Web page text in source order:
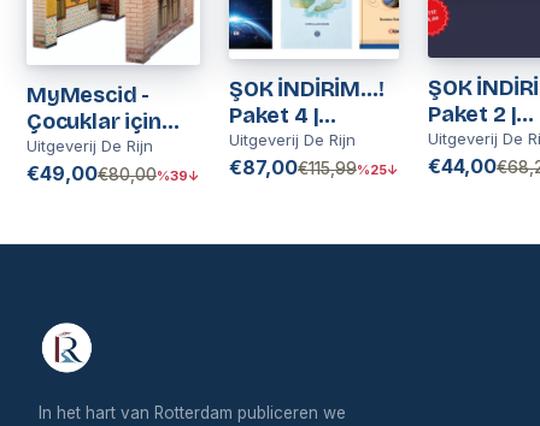
MyMescid -
Çocuklar için
Mescid | Kinder
Moskee |
Uitgeverij De Rijn
€49,00€80,00%39↓
ŞOK İNDİRİM…!
Paket 4 |
Nederlands
Uitgeverij De Rijn
€87,00€115,99%25↓
ŞOK
Paket 2 |
Uitgeverij De
€44,00
In het hart van Rotterdam publiceren we